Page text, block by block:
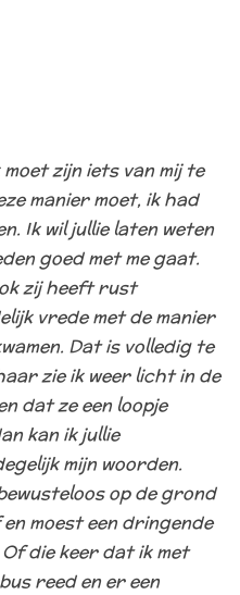
zijn iets van mij te
manier moet, ik had
Ik wil jullie laten weten
goed met me gaat.
zij heeft rust
vrede met de manier
Dat is volledig te
zie ik weer licht in de
dat ze een loopje
kan ik jullie
mijn woorden.
op de grond
moest een dringende
die keer dat ik met
reed en er een